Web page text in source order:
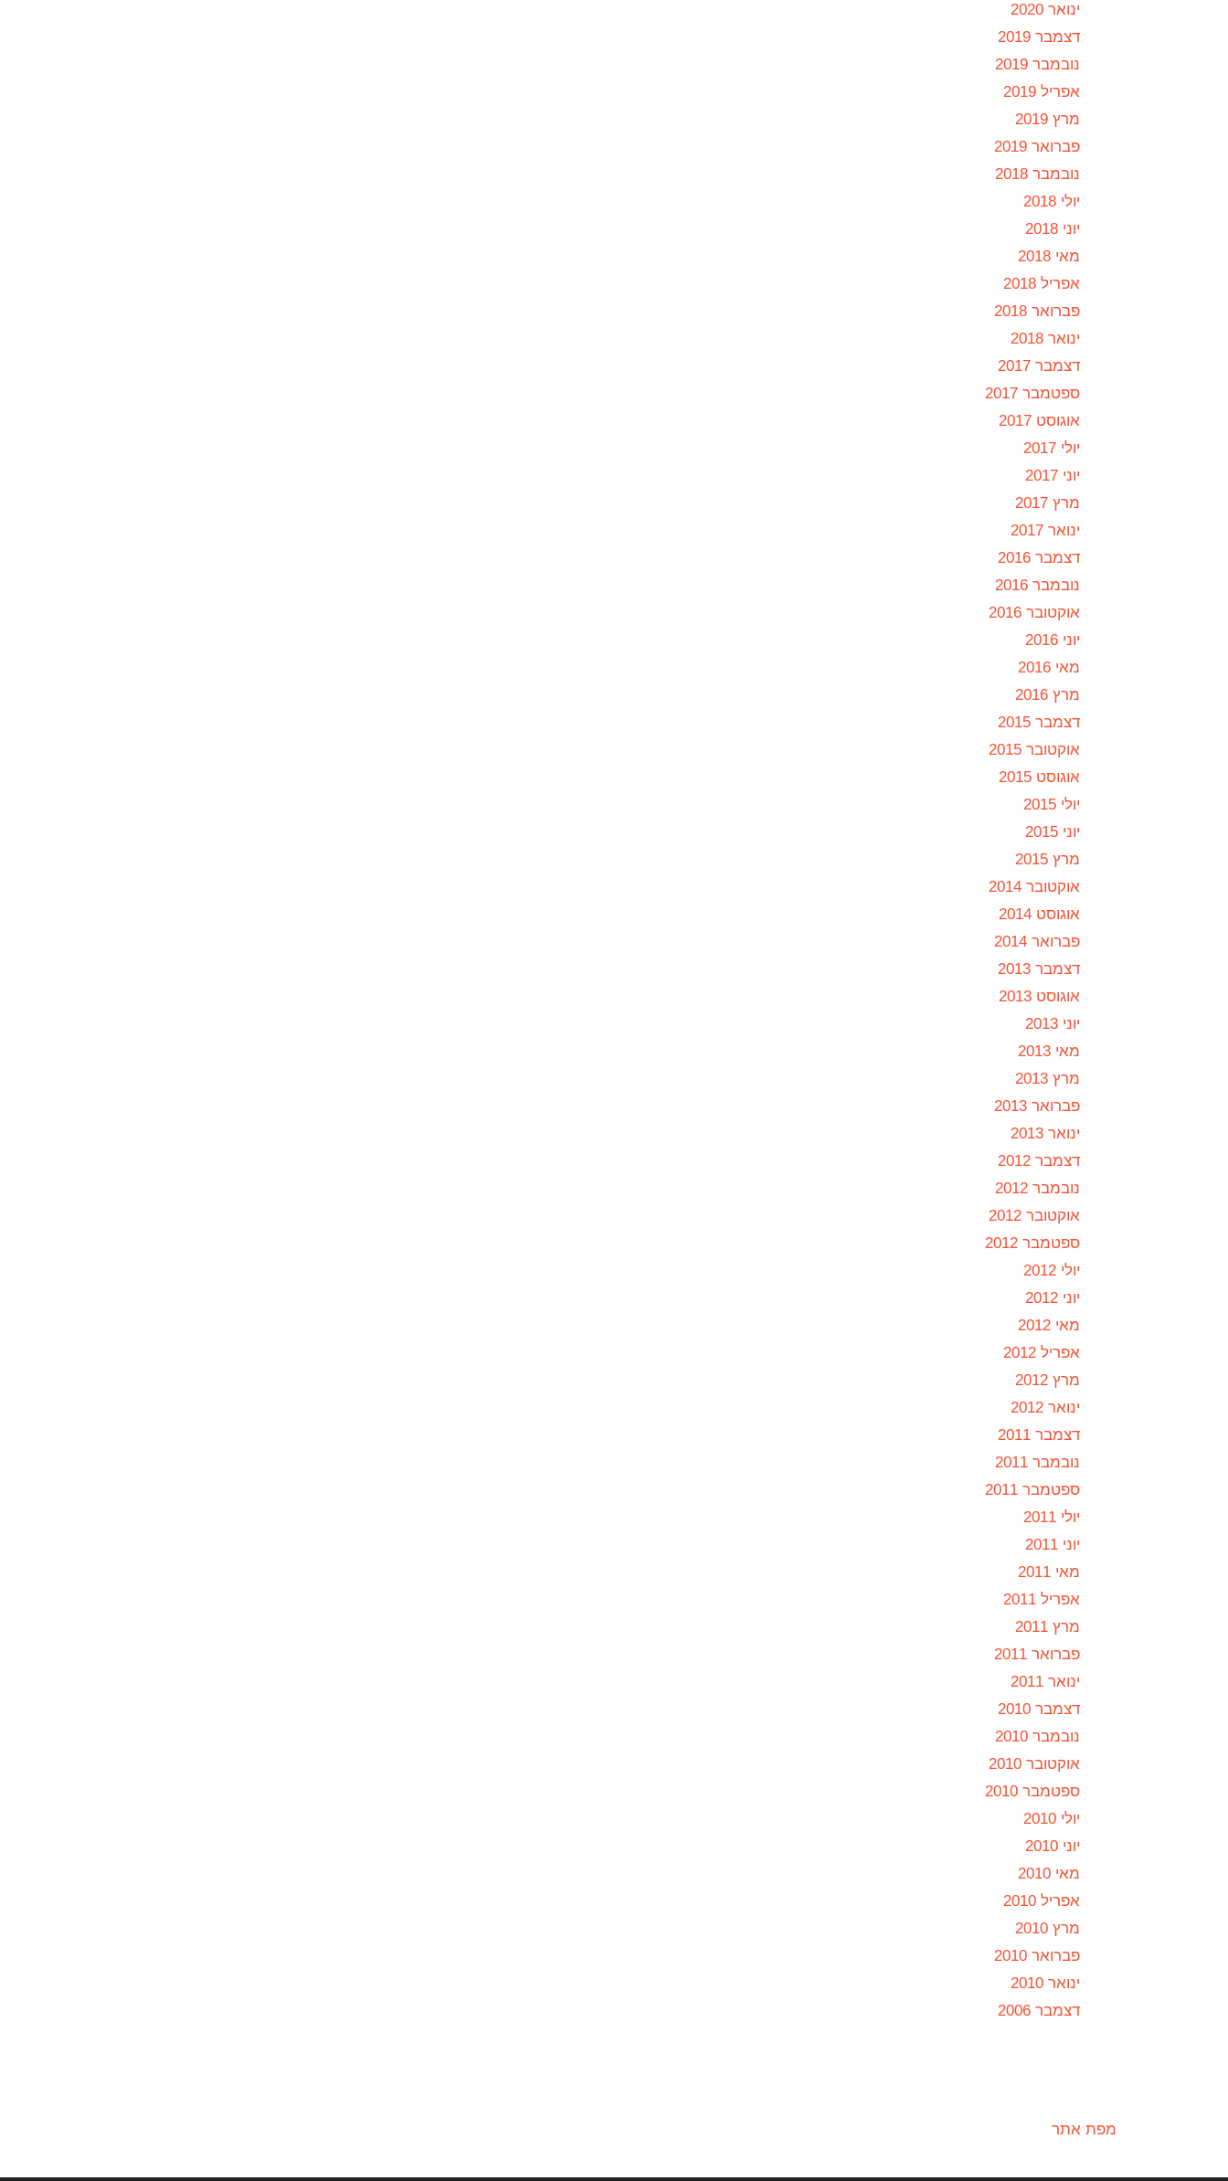
ינואר 2020
דצמבר 2019
נובמבר 2019
אפריל 2019
מרץ 2019
פברואר 2019
נובמבר 2018
יולי 2018
יוני 2018
מאי 2018
אפריל 2018
פברואר 2018
ינואר 2018
דצמבר 2017
ספטמבר 2017
אוגוסט 2017
יולי 2017
יוני 2017
מרץ 2017
ינואר 2017
דצמבר 2016
נובמבר 2016
אוקטובר 2016
יוני 2016
מאי 2016
מרץ 2016
דצמבר 2015
אוקטובר 2015
אוגוסט 2015
יולי 2015
יוני 2015
מרץ 2015
אוקטובר 2014
אוגוסט 2014
פברואר 2014
דצמבר 2013
אוגוסט 2013
יוני 2013
מאי 2013
מרץ 2013
פברואר 2013
ינואר 2013
דצמבר 2012
נובמבר 2012
אוקטובר 2012
ספטמבר 2012
יולי 2012
יוני 2012
מאי 2012
אפריל 2012
מרץ 2012
ינואר 2012
דצמבר 2011
נובמבר 2011
ספטמבר 2011
יולי 2011
יוני 2011
מאי 2011
אפריל 2011
מרץ 2011
פברואר 2011
ינואר 2011
דצמבר 2010
נובמבר 2010
אוקטובר 2010
ספטמבר 2010
יולי 2010
יוני 2010
מאי 2010
אפריל 2010
מרץ 2010
פברואר 2010
ינואר 2010
דצמבר 2006
מפת אתר